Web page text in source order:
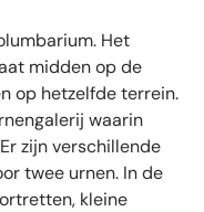
Het
midden op de
op hetzelfde terrein.
waarin
zijn verschillende
twee urnen. In de
kleine